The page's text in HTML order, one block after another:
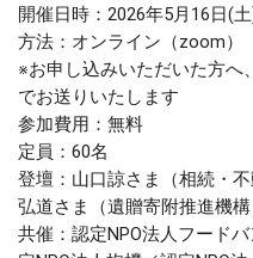
開催日時：2026年5月16日(
方法：オンライン（zoom）
※お申し込みいただいた方へ
でお送りいたします
参加費用：無料
定 員：60名
登壇：山口諒さま（相続・
弘道さま（遺贈寄附推進機構
共催：認定NPO法人フード